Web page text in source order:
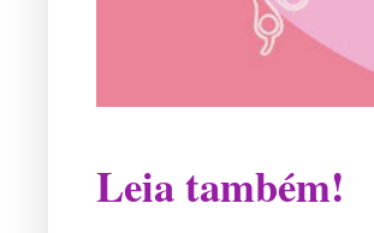
Leia também!